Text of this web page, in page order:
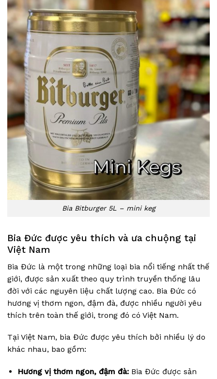
Bia Bitburger 5L – mini keg
Bia Đức được yêu thích và ưa chuộng tại
Việt Nam
Bia Đức là một trong những loại bia nổi tiếng nhất thế
giới, được sản xuất theo quy trình truyền thống lâu
đời với các nguyên liệu chất lượng cao. Bia Đức có
hương vị thơm ngon, đậm đà, được nhiều người yêu
thích trên toàn thế giới, trong đó có Việt Nam.
Tại Việt Nam, bia Đức được yêu thích bởi nhiều lý do
khác nhau, bao gồm:
Hương vị thơm ngon, đậm đà:Bia Đức được sản